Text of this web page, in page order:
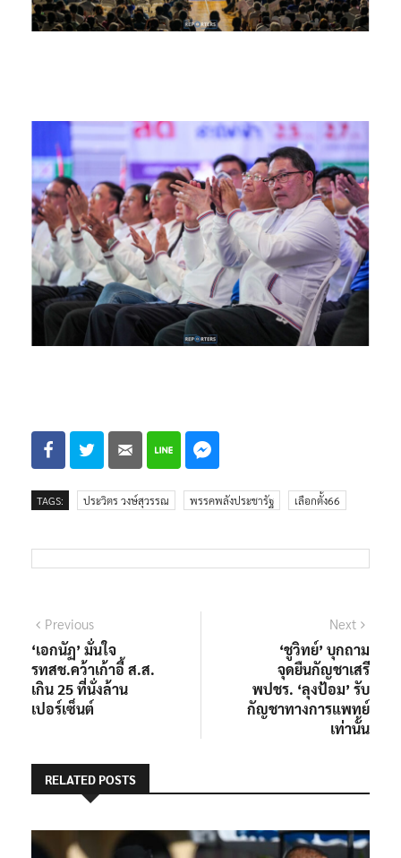
TAGS: ประวิตร วงษ์สุวรรณ พรรคพลังประชารัฐ เลือกตั้ง66
แนะแนว
เรื่อง
PreviousPrevious
post:
‘เอกนัฏ’ มั่นใจ
รทสช.คว้าเก้าอี้ ส.ส.​
เกิน​ 25 ที่นั่งล้าน
เปอร์เซ็นต์​
Next
‘ชูวิทย์’ บุกถาม
จุดยืนกัญชาเสรี
พปชร. ‘ลุงป้อม’ รับ
กัญชาทางการแพทย์
เท่านั้น
RELATED POSTS